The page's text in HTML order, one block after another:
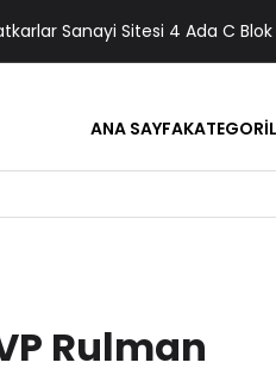
Sanayi Sitesi 4 Ada C Blok
ANA SAYFA
Rulman